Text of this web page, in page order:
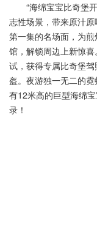
“海绵宝宝比奇堡开
志性场景，带来原汁
第一集的名场面，为
馆，解锁周边上新惊
试，获得专属比奇堡
盔。夜游独一无二的
有12米高的巨型海绵
录！